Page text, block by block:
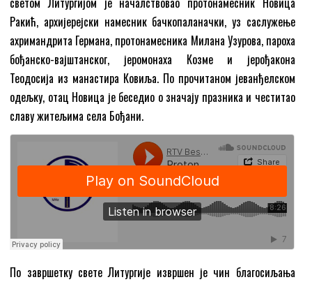
Ракић, архијерејски намесник бачкопаланачки, уз саслужење
ахримандрита Германа, протонамесника Милана Узурова, пароха
бођанско-вајштанског, јеромонаха Козме и јерођакона
Теодосија из манастира Ковиља. По прочитаном јеванђелском
одељку, отац Новица је беседио о значају празника и честитао
славу житељима села Бођани.
По завршетку свете Литургије извршен је чин благосиљања